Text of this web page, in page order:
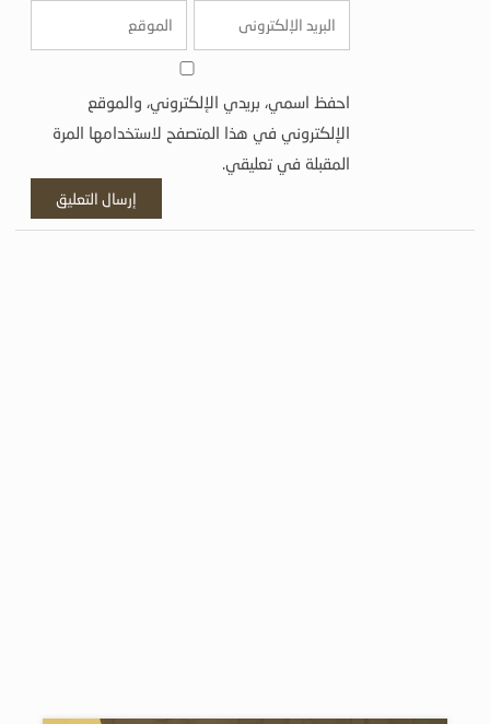
احفظ اسمي، بريدي الإلكتروني، والموقع
الإلكتروني في هذا المتصفح لاستخدامها المرة
المقبلة في تعليقي.